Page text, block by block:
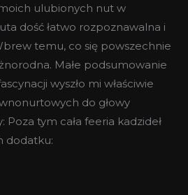
ulubionych nut w
dość łatwo rozpoznawalna i
temu, co się powszechnie
Małe podsumowanie
wyszło mi właściwie
do głowy
tym cała feeria kadzideł
dodatku: